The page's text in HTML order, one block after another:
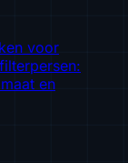
voor
en